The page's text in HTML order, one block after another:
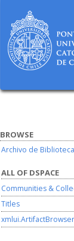
BROWSE
Archivo de
ALL OF DSPACE
Communities &
Titles